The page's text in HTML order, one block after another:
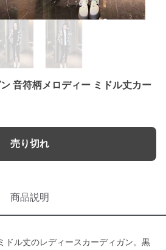
音符柄メロディー ミドル丈カー
売り切れ
商品説明
ドル丈のレディースカーディガン。黒